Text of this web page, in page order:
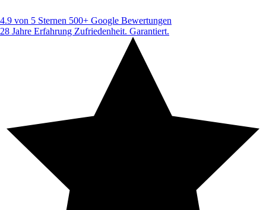
4.9 von 5 Sternen 500+ Google Bewertungen
28 Jahre Erfahrung Zufriedenheit. Garantiert.